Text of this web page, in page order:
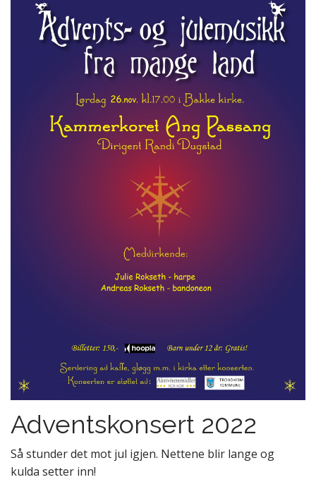
Adventskonsert 2022
Så stunder det mot jul igjen. Nettene blir lange og
kulda setter inn!